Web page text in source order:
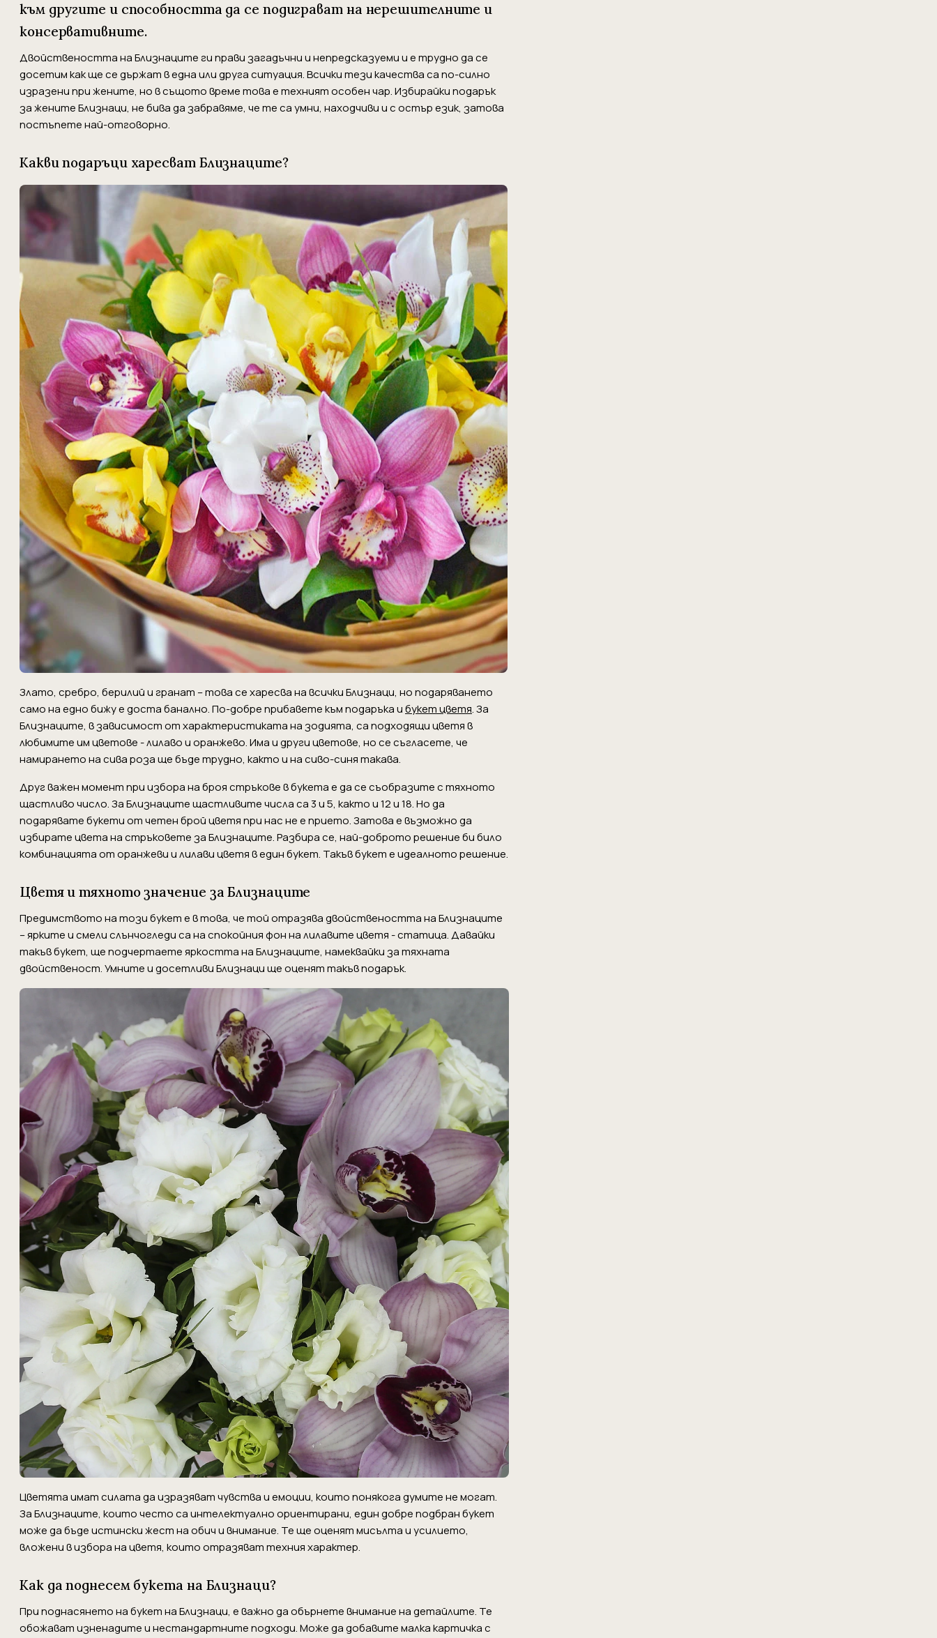
към другите и способността да се подиграват на нерешителните и
консервативните.
Двойствеността на Близнаците ги прави загадъчни и непредсказуеми и е трудно да се
досетим как ще се държат в една или друга ситуация. Всички тези качества са по-силно
изразени при жените, но в същото време това е техният особен чар. Избирайки подарък
за жените Близнаци, не бива да забравяме, че те са умни, находчиви и с остър език, затова
постъпете най-отговорно.
Какви подаръци харесват Близнаците?
Злато, сребро, берилий и гранат – това се харесва на всички Близнаци, но подаряването
само на едно бижу е доста банално. По-добре прибавете към подаръка ибукет цветя. За
Близнаците, в зависимост от характеристиката на зодията, са подходящи цветя в
любимите им цветове - лилаво и оранжево. Има и други цветове, но се съгласете, че
намирането на сива роза ще бъде трудно, както и на сиво-синя такава.
Друг важен момент при избора на броя стръкове в букета е да се съобразите с тяхното
щастливо число. За Близнаците щастливите числа са 3 и 5, както и 12 и 18. Но да
подарявате букети от четен брой цветя при нас не е прието. Затова е възможно да
избирате цвета на стръковете за Близнаците. Разбира се, най-доброто решение би било
комбинацията от оранжеви и лилави цветя в един букет. Такъв букет е идеалното решение.
Цветя и тяхното значение за Близнаците
Предимството на този букет е в това, че той отразява двойствеността на Близнаците
– ярките и смели слънчогледи са на спокойния фон на лилавите цветя - статица. Давайки
такъв букет, ще подчертаете яркостта на Близнаците, намеквайки за тяхната
двойственост. Умните и досетливи Близнаци ще оценят такъв подарък.
Цветята имат силата да изразяват чувства и емоции, които понякога думите не могат.
За Близнаците, които често са интелектуално ориентирани, един добре подбран букет
може да бъде истински жест на обич и внимание. Те ще оценят мисълта и усилието,
вложени в избора на цветя, които отразяват техния характер.
Как да поднесем букета на Близнаци?
При поднасянето на букет на Близнаци, е важно да обърнете внимание на детайлите. Те
обожават изненадите и нестандартните подходи. Може да добавите малка картичка с